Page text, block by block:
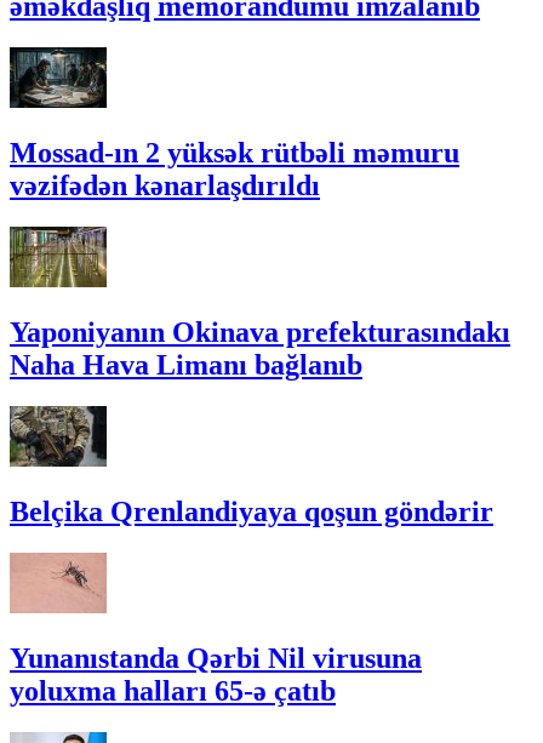
əməkdaşlıq memorandumu imzalanıb
Mossad-ın 2 yüksək rütbəli məmuru
vəzifədən kənarlaşdırıldı
Yaponiyanın Okinava prefekturasındakı
Naha Hava Limanı bağlanıb
Belçika Qrenlandiyaya qoşun göndərir
Yunanıstanda Qərbi Nil virusuna
yoluxma halları 65-ə çatıb